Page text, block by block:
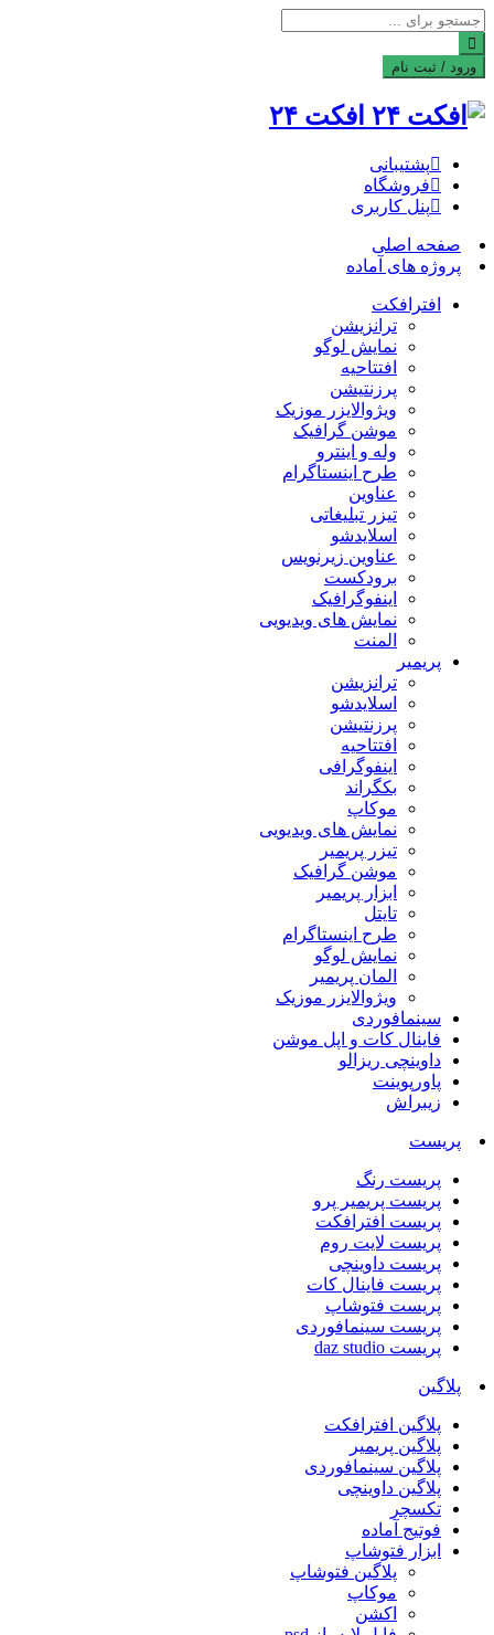
ورود / ثبت نام
افکت ۲۴
پشتیبانی
فروشگاه
پنل کاربری
صفحه اصلی
پروژه های آماده
افترافکت
ترانزیشن
نمایش لوگو
افتتاحیه
پرزنتیشن
ویژوالایزر موزیک
موشن گرافیک
وله و اینترو
طرح اینستاگرام
عناوین
تیزر تبلیغاتی
اسلایدشو
عناوین زیرنویس
برودکست
اینفوگرافیک
نمایش های ویدیویی
المنت
پریمیر
ترانزیشن
اسلایدشو
پرزنتیشن
افتتاحیه
اینفوگرافی
بکگراند
موکاپ
نمایش های ویدیویی
تیزر پریمیر
موشن گرافیک
ابزار پریمیر
تایتل
طرح اینستاگرام
نمایش لوگو
المان پریمیر
ویژوالایزر موزیک
سینمافوردی
فاینال کات و اپل موشن
داوینچی ریزالو
پاورپوینت
زیبراش
پریست
پریست رنگ
پریست پریمیر پرو
پریست افترافکت
پریست لایت روم
پریست داوینچی
پریست فاینال کات
پریست فتوشاپ
پریست سینمافوردی
پریست daz studio
پلاگین
پلاگین افترافکت
پلاگین پریمیر
پلاگین سینمافوردی
پلاگین داوینچی
تکسچر
فوتیج آماده
ابزار فتوشاپ
پلاگین فتوشاپ
موکاپ
اکشن